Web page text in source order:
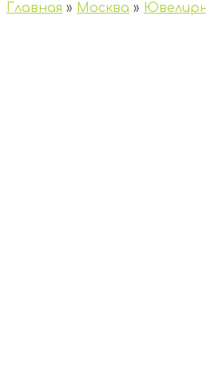
Главная » Москва »